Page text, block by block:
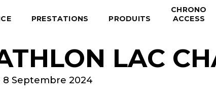
PRESTATIONS PRODUITS
CHRONO
ACCESS
LAC
8 Septembre 2024